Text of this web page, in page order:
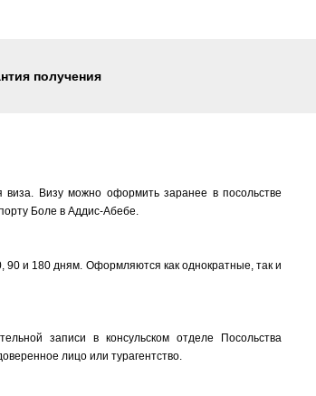
получения
Визу можно оформить заранее в посольстве
Боле в Аддис-Абебе.
и 180 дням. Оформляются как однократные, так и
записи в консульском отделе Посольства
лицо или турагентство.